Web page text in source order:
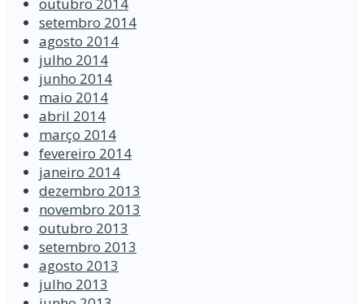
outubro 2014
setembro 2014
agosto 2014
julho 2014
junho 2014
maio 2014
abril 2014
março 2014
fevereiro 2014
janeiro 2014
dezembro 2013
novembro 2013
outubro 2013
setembro 2013
agosto 2013
julho 2013